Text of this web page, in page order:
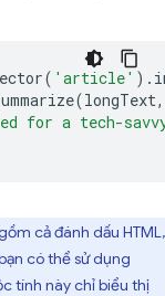
( 'article' ).
(longText,
for a tech-
cả đánh dấu HTML,
có thể sử dụng
tính này chỉ biểu thị